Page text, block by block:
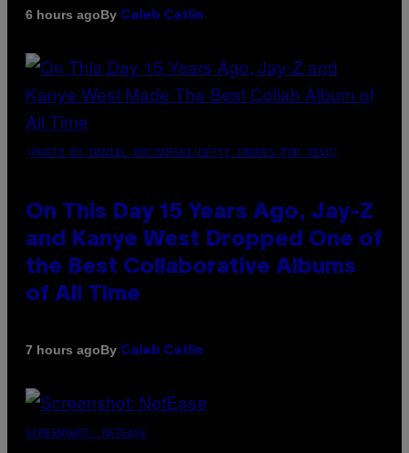
6 hours agoBy Caleb Catlin
(PHOTO BY DANIEL BOCZARSKI/GETTY IMAGES FOR VEVO)
On This Day 15 Years Ago, Jay-Z
and Kanye West Dropped One of
the Best Collaborative Albums
of All Time
7 hours agoBy Caleb Catlin
SCREENSHOT: NETEASE